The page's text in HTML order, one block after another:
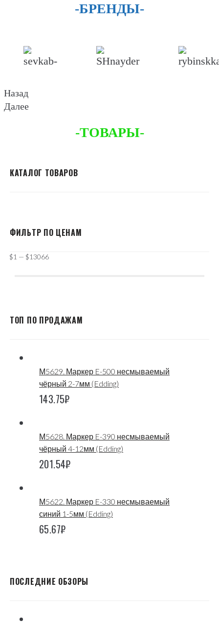
-БРЕНДЫ-
Назад
Далее
-ТОВАРЫ-
КАТАЛОГ ТОВАРОВ
ФИЛЬТР ПО ЦЕНАМ
$1 — $13066
ТОП ПО ПРОДАЖАМ
М5629. Маркер E-500 несмываемый
чёрный 2-7мм (Edding)
143.75₽
М5628. Маркер E-390 несмываемый
чёрный 4-12мм (Edding)
201.54₽
М5622. Маркер E-330 несмываемый
синий 1-5мм (Edding)
65.67₽
ПОСЛЕДНИЕ ОБЗОРЫ